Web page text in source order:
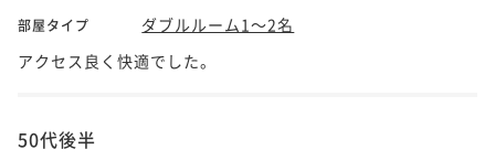
部屋タイプ
ダブルルーム1～2名
アクセス良く快適でした。
50代後半